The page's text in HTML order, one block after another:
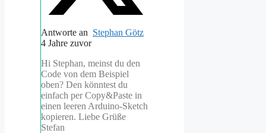
Antworte an Stephan Götz
4 Jahre zuvor
Hi Stephan, meinst du den
Code von dem Beispiel
oben? Den könntest du
einfach per Copy&Paste in
einen leeren Arduino-Sketch
kopieren. Liebe Grüße
Stefan